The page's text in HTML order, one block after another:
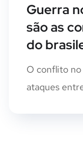
Guerra
são as
do
O conflito
ataques